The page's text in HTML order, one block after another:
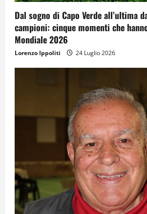
Dal sogno di Capo Verde all’ultima
campioni: cinque momenti che
Mondiale 2026
Lorenzo Ippoliti 24 Luglio 2026